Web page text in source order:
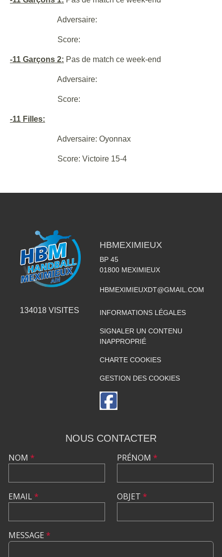
Adversaire:
Score:
-11 Garçons 2: Pas de match ce week-end
Adversaire:
Score:
-11 Filles:
Adversaire: Oyonnax
Score: Victoire 15-4
134018 VISITES
HBMEXIMIEUX
BP 45
01800 MEXIMIEUX
HBMEXIMIEUXDT@GMAIL.COM
INFORMATIONS LÉGALES
SIGNALER UN CONTENU
INAPPROPRIÉ
CHARTE COOKIES
GESTION DES COOKIES
NOUS CONTACTER
NOM *
EMAIL*
PRÉNOM *
OBJET *
MESSAGE *